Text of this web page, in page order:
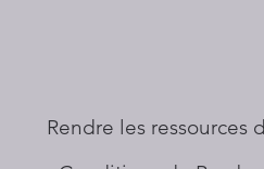
​Rendre les ressources